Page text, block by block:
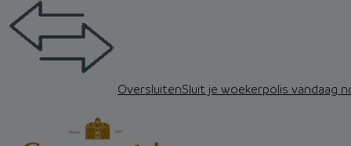
OversluitenSluit je woekerpolis vandaag